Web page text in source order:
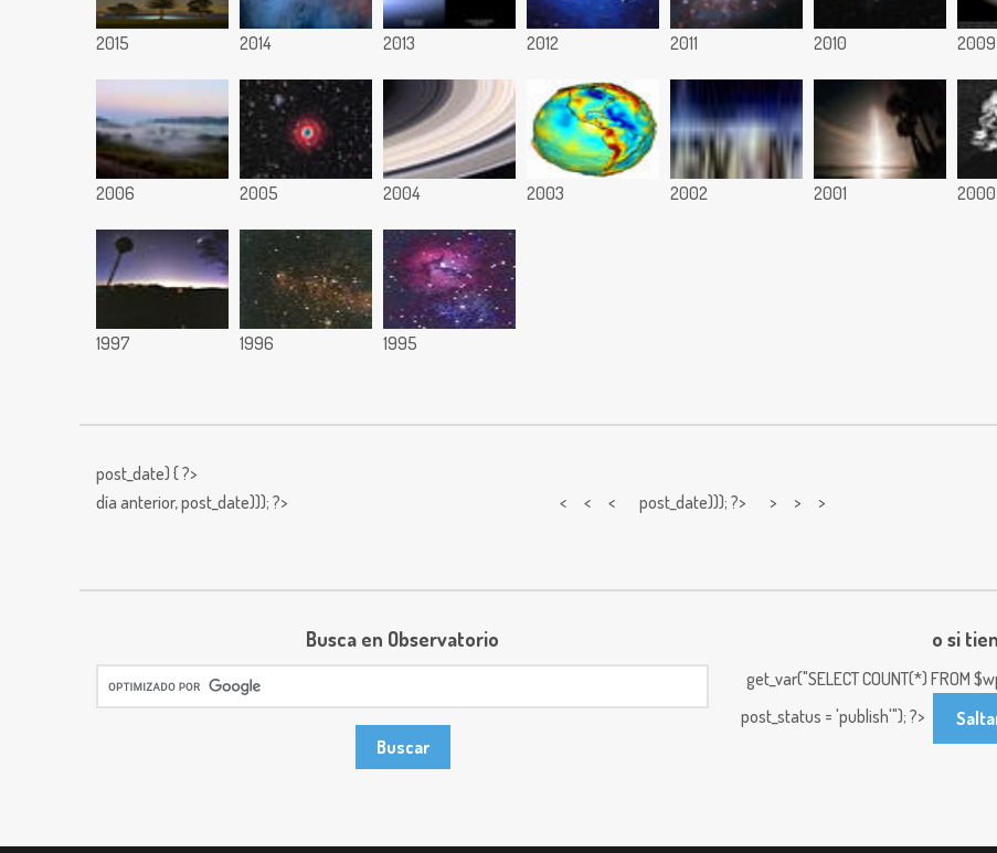
2015 2014 2013 2012 2011 2010 2009
2006 2005 2004 2003 2002 2001 2000
1997 1996 1995
post_date) { ?>
día anterior,post_date))); ?> < < < post_date))); ?> > > >
Busca en Observatorio o si
get_var("SELECT COUNT(*) FROM
post_status = 'publish'"); ?>